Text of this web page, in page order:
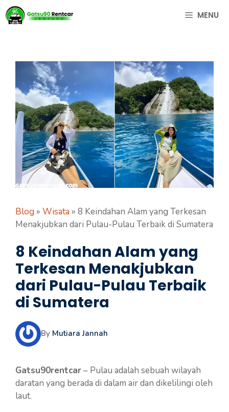
Langsung
ke
MENU
Blog » Wisata » 8 Keindahan Alam yang Terkesan
Menakjubkan dari Pulau-Pulau Terbaik di Sumatera
8 Keindahan Alam yang
Terkesan Menakjubkan
dari Pulau-Pulau Terbaik
di Sumatera
By Mutiara Jannah
Gatsu90rentcar– Pulau adalah sebuah wilayah
daratan yang berada di dalam air dan dikelilingi oleh
laut.